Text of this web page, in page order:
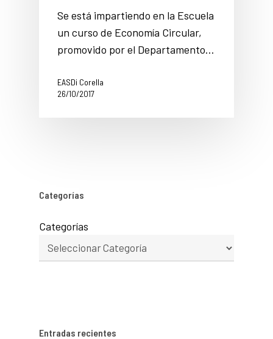
Se está impartiendo en la Escuela
un curso de Economía Circular,
promovido por el Departamento…
EASDi Corella
26/10/2017
Categorías
Categorías
Entradas recientes